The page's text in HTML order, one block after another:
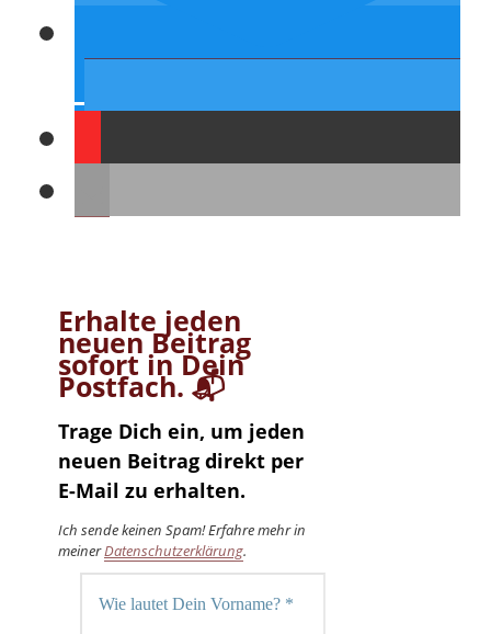
Erhalte jeden
neuen Beitrag
sofort in Dein
Postfach. 📬
Trage Dich ein, um jeden
neuen Beitrag direkt per
E-Mail zu erhalten.
Ich sende keinen Spam! Erfahre mehr in
meinerDatenschutzerklärung.